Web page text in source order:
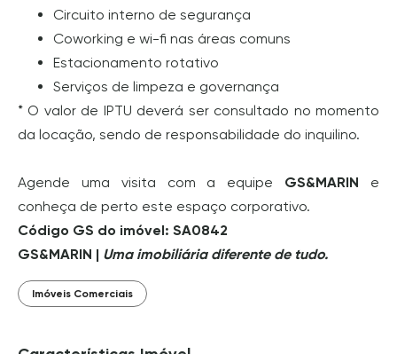
Circuito interno de segurança
Coworking e wi-fi nas áreas comuns
Estacionamento rotativo
Serviços de limpeza e governança
* O valor de IPTU deverá ser consultado no momento
da locação, sendo de responsabilidade do inquilino.
Agende uma visita com a equipe GS&MARIN e
conheça de perto este espaço corporativo.
Código GS do imóvel: SA0842
GS&MARIN | Uma imobiliária diferente de tudo.
Imóveis Comerciais